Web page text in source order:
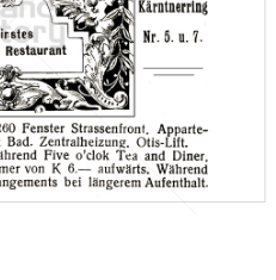
HOTEL BRISTOL, WIEN 1910
Bild-ID: 66165